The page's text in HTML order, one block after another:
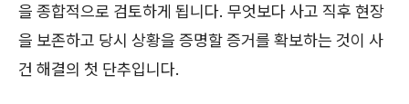
을 종합적으로 검토하게 됩니다. 무엇보다 사고 직후 현장
을 보존하고 당시 상황을 증명할 증거를 확보하는 것이 사
건 해결의 첫 단추입니다.